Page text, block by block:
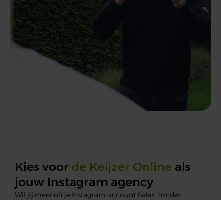
Kies voor de Keijzer Online als
jouw Instagram agency
Wil jij meer uit je Instagram-account halen zonder